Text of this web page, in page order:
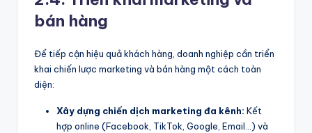
bán hàng
Để tiếp cận hiệu quả khách hàng, doanh nghiệp cần triển
khai chiến lược marketing và bán hàng một cách toàn
diện:
Xây dựng chiến dịch marketing đa kênh: Kết
hợp online (Facebook, TikTok, Google, Email…) và